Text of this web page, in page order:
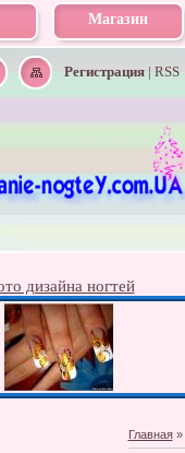
Магазин
Регистрация| RSS
дизайна ногтей
Главная»